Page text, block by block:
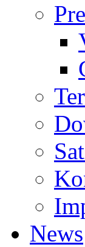
News